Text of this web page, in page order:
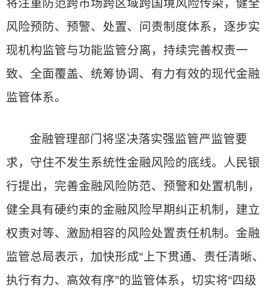
将注重防范跨市场跨区域跨国境风险传染，健全
风险预防、预警、处置、问责制度体系，逐步实
现机构监管与功能监管分离，持续完善权责一
致、全面覆盖、统筹协调、有力有效的现代金融
监管体系。
金融管理部门将坚决落实强监管严监管要
求，守住不发生系统性金融风险的底线。人民银
行提出，完善金融风险防范、预警和处置机制，
健全具有硬约束的金融风险早期纠正机制，建立
权责对等、激励相容的风险处置责任机制。金融
监管总局表示，加快形成“上下贯通、责任清晰、
执行有力、高效有序”的监管体系，切实将“四级